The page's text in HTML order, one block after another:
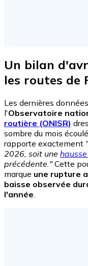
Un bilan
les routes de
Les dernières
l'Observatoire
routière (ONISR)
sombre du mois
rapporte exactement
2026, soit une
précédente."Cette
marque une rupture
baisse observée
l'année